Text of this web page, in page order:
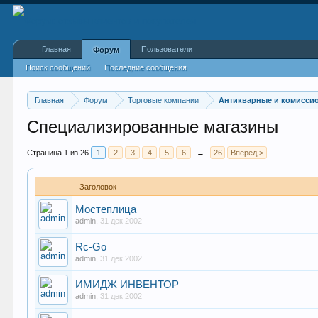
Главная Форум Торговые компании Антикварные и
Специализированные магазины
Страница 1 из 26 1 2 3 4 5 6 → 26 Вперёд >
Заголовок
Мостеплица
admin 31 дек 2002
Rc-Go
admin 31 дек 2002
ИМИДЖ ИНВЕНТОР
admin 31 дек 2002
Главная Форум
Поиск сообщений Последние сообщения
Пользователи